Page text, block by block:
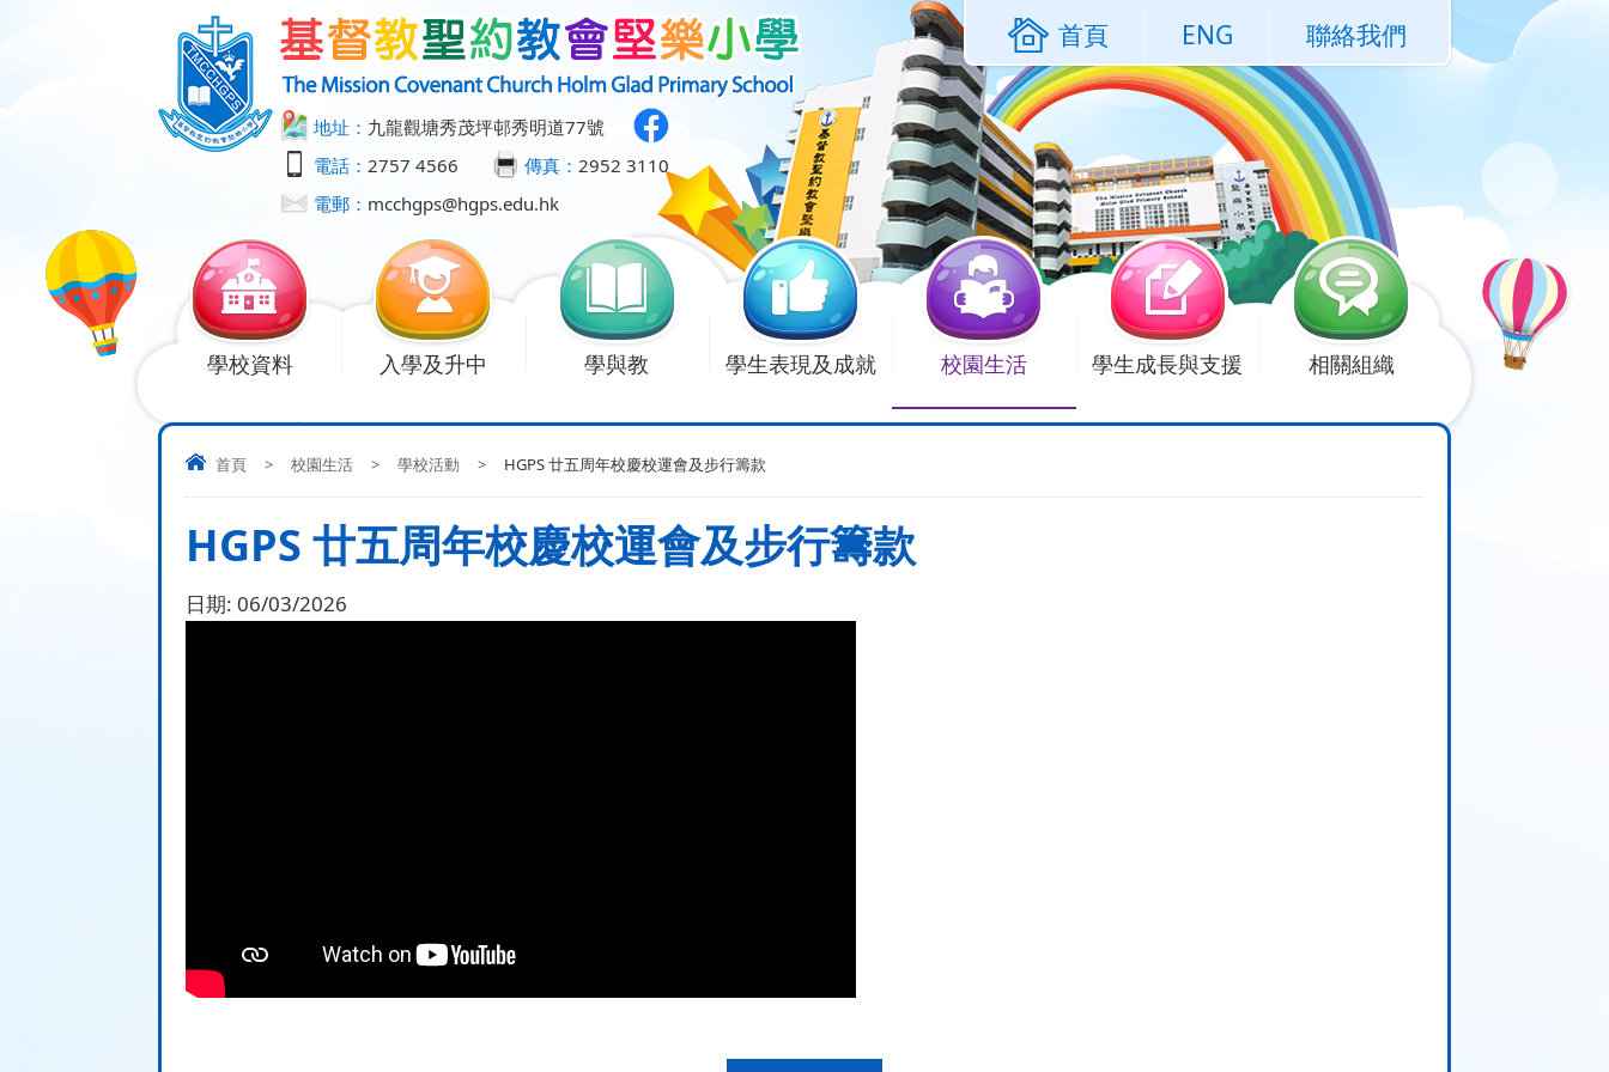
地址： 九龍觀塘秀茂坪邨秀明道77號
電話： 2757 4566 傳真： 2952 3110
電郵： mcchgps@hgps.edu.hk
首頁 ENG 聯絡我們
學校資料 入學及升中 學與教 學生表現及成就 校園生活 學生成長與支援 相關組織
首頁 > 校園生活 > 學校活動 > HGPS 廿五周年校慶校運會及步行籌款
HGPS 廿五周年校慶校運會及步行籌款
日期: 06/03/2026